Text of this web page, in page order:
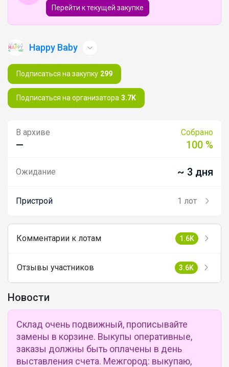
Перейти к текущей закупке
Happy Baby
Подписаться на закупку 299
Подписаться на организатора 3.7K
В архиве
—
Собрано
100 %
Ожидание ~ 3 дня
Пристрой 1 лот
Комментарии к лотам 1.6K
Отзывы участников 3.6K
Новости
Склад очень подвижный, прописывайте
замены в корзине. Выкупы оперативные,
заказы должны быть оплачены в день
выставления счета. Межгород: выкупаю,